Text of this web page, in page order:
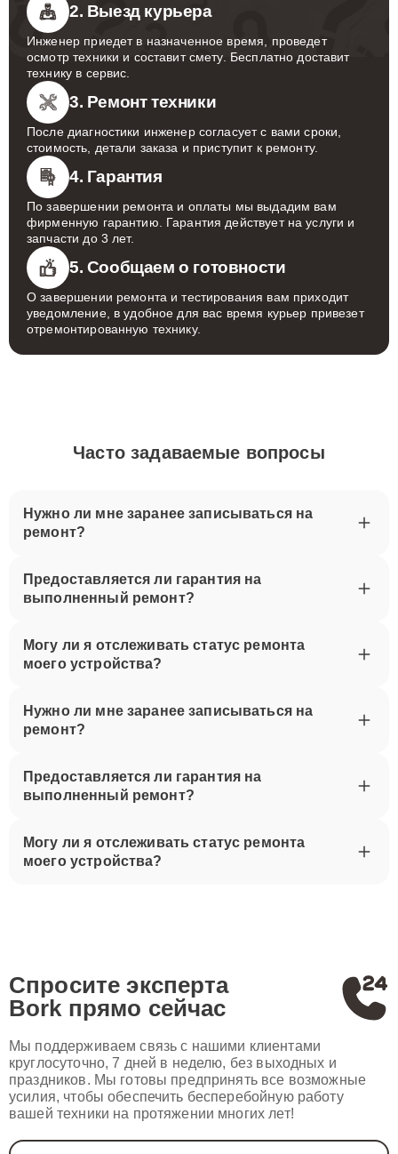
2. Выезд курьера
Инженер приедет в назначенное время, проведет
осмотр техники и составит смету. Бесплатно доставит
технику в сервис.
3. Ремонт техники
После диагностики инженер согласует с вами сроки,
стоимость, детали заказа и приступит к ремонту.
4. Гарантия
По завершении ремонта и оплаты мы выдадим вам
фирменную гарантию. Гарантия действует на услуги и
запчасти до 3 лет.
5. Сообщаем о готовности
О завершении ремонта и тестирования вам приходит
уведомление, в удобное для вас время курьер привезет
отремонтированную технику.
Часто задаваемые вопросы
Нужно ли мне заранее записываться на
ремонт?
Предоставляется ли гарантия на
выполненный ремонт?
Могу ли я отслеживать статус ремонта
моего устройства?
Нужно ли мне заранее записываться на
ремонт?
Предоставляется ли гарантия на
выполненный ремонт?
Могу ли я отслеживать статус ремонта
моего устройства?
Спросите эксперта
Bork прямо сейчас
Мы поддерживаем связь с нашими клиентами
круглосуточно, 7 дней в неделю, без выходных и
праздников. Мы готовы предпринять все возможные
усилия, чтобы обеспечить бесперебойную работу
вашей техники на протяжении многих лет!